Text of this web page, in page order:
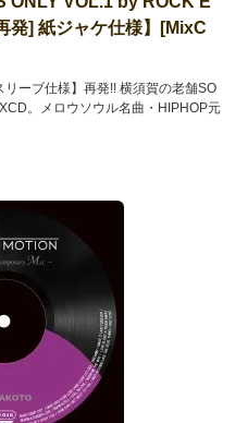
発] 紙ジャケ仕様】[MixC
リーブ仕様】再発!! 横須賀の老舗SO
。メロウソウル名曲・HIPHOP元